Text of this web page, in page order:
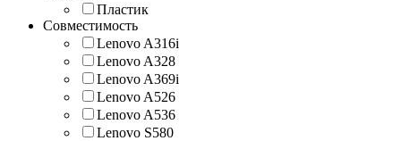
Пластик
Совместимость
Lenovo A316i
Lenovo A328
Lenovo A369i
Lenovo A526
Lenovo A536
Lenovo S580